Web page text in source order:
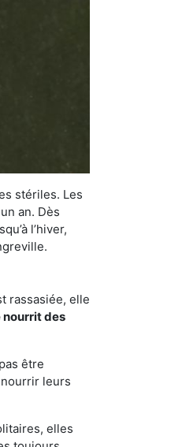
stériles. Les
an. Dès
l’hiver,
rassasiée, elle
nourrit des
être
leurs
elles